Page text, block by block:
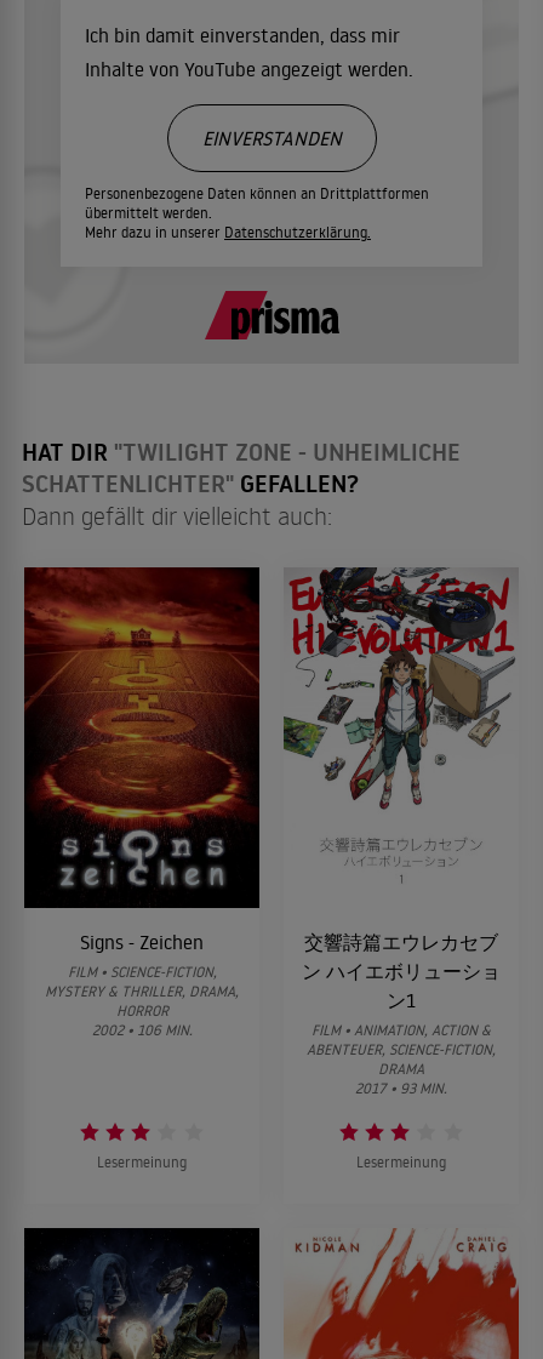
Ich bin damit einverstanden, dass mir
Inhalte von YouTube angezeigt werden.
Personenbezogene Daten können an Drittplattformen
übermittelt werden.
Mehr dazu in unserer Datenschutzerklärung.
EINVERSTANDEN
HAT DIR "TWILIGHT ZONE - UNHEIMLICHE
SCHATTENLICHTER" GEFALLEN?
Dann gefällt dir vielleicht auch:
Signs - Zeichen
FILM • SCIENCE-FICTION,
MYSTERY & THRILLER, DRAMA,
HORROR
2002 • 106 MIN.
Lesermeinung
交響詩篇エウレカセブ
ン ハイエボリューショ
ン1
FILM • ANIMATION, ACTION &
ABENTEUER, SCIENCE-FICTION,
DRAMA
2017 • 93 MIN.
Lesermeinung